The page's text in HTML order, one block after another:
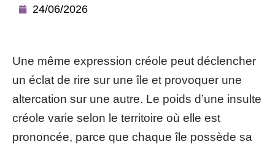
24/06/2026
Une même expression créole peut déclencher
un éclat de rire sur une île et provoquer une
altercation sur une autre. Le poids d’une insulte
créole varie selon le territoire où elle est
prononcée, parce que chaque île possède sa